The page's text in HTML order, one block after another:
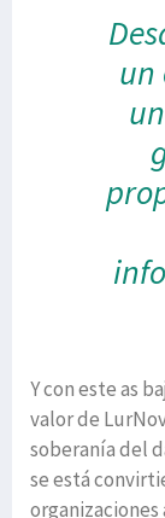
un
Y con este as
valor de
soberanía del
se está
organizaciones